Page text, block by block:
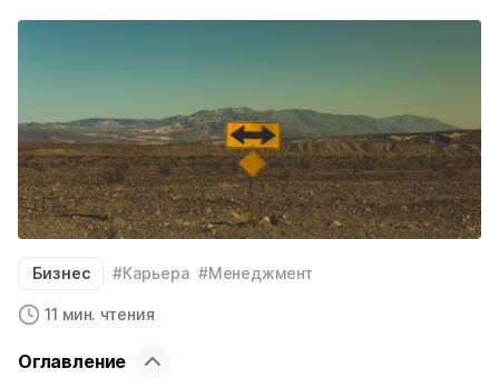
Бизнес #Карьера #Менеджмент
11 мин. чтения
Оглавление